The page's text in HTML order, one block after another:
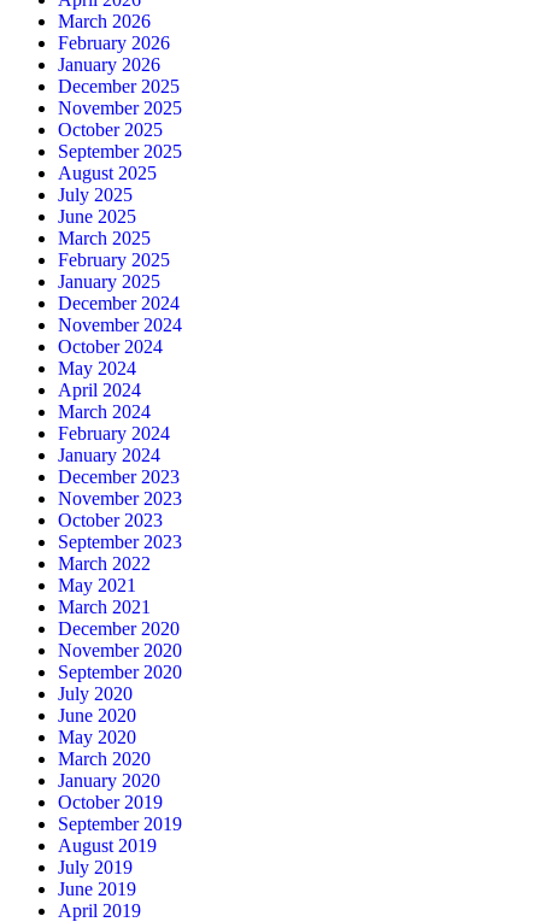
March 2026
February 2026
January 2026
December 2025
November 2025
October 2025
September 2025
August 2025
July 2025
June 2025
March 2025
February 2025
January 2025
December 2024
November 2024
October 2024
May 2024
April 2024
March 2024
February 2024
January 2024
December 2023
November 2023
October 2023
September 2023
March 2022
May 2021
March 2021
December 2020
November 2020
September 2020
July 2020
June 2020
May 2020
March 2020
January 2020
October 2019
September 2019
August 2019
July 2019
June 2019
April 2019